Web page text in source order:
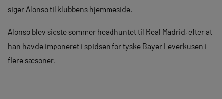
siger Alonso til klubbens hjemmeside.
Alonso blev sidste sommer headhuntet til Real Madrid, efter at
han havde imponeret i spidsen for tyske Bayer Leverkusen i
flere sæsoner.